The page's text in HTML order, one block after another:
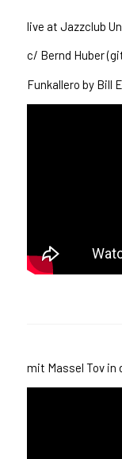
live at Jazzclub
c/ Bernd Huber
Funkallero by Bill
mit Massel Tov in